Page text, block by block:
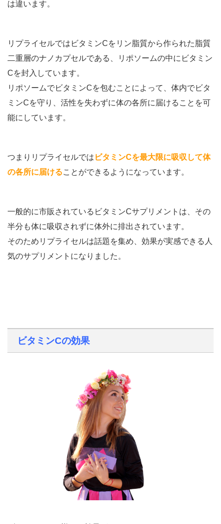
は違います。
リプライセルではビタミンCをリン脂質から作られた脂質
二重層のナノカプセルである、リポソームの中にビタミン
Cを封入しています。
リポソームでビタミンCを包むことによって、体内でビタ
ミンCを守り、活性を失わずに体の各所に届けることを可
能にしています。
つまりリプライセルでは ビタミンCを最大限に吸収して体
の各所に届けることができるようになっています。
一般的に市販されているビタミンCサプリメントは、その
半分も体に吸収されずに体外に排出されています。
そのためリプライセルは話題を集め、効果が実感できる人
気のサプリメントになりました。
ビタミンCの効果